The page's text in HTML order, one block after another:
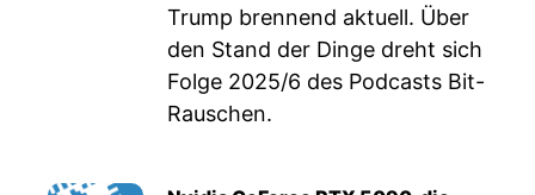
Trump brennend aktuell. Über
den Stand der Dinge dreht sich
Folge 2025/6 des Podcasts Bit-
Rauschen.